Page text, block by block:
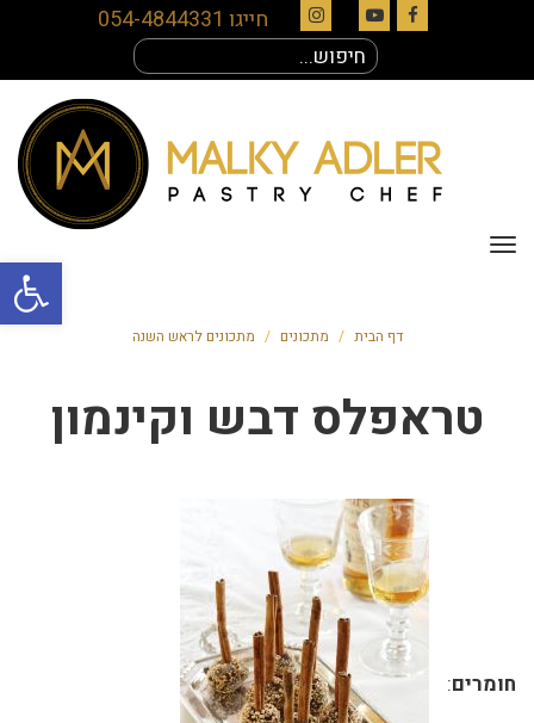
פתח
Facebook
YouTube
Instagram
חייגו 054-4844331
עבור:
תפריט
דף הבית / מתכונים / מתכונים לראש השנה
טראפלס דבש וקינמון
חומרים: